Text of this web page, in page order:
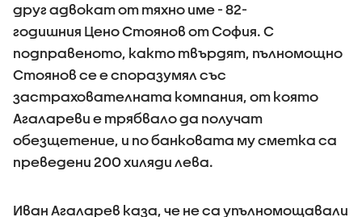
друг адвокат от тяхно име - 82-
годишния Цено Стоянов от София. С
подправеното, както твърдят, пълномощно
Стоянов се е споразумял със
застрахователната компания, от която
Агалареви е трябвало да получат
обезщетение, и по банковата му сметка са
преведени 200 хиляди лева.
Иван Агаларев каза, че не са упълномощавали